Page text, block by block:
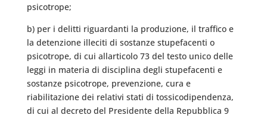
psicotrope;
b) per i delitti riguardanti la produzione, il traffico e
la detenzione illeciti di sostanze stupefacenti o
psicotrope, di cui allarticolo 73 del testo unico delle
leggi in materia di disciplina degli stupefacenti e
sostanze psicotrope, prevenzione, cura e
riabilitazione dei relativi stati di tossicodipendenza,
di cui al decreto del Presidente della Repubblica 9